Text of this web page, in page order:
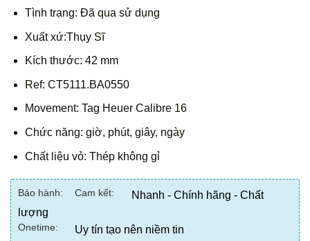
Tình trạng: Đã qua sử dụng
Xuất xứ:Thụy Sĩ
Kích thước: 42 mm
Ref: CT5111.BA0550
Movement: Tag Heuer Calibre 16
Chức năng: giờ, phút, giây, ngày
Chất liệu vỏ: Thép không gỉ
Bảo hành: Cam kết:
Nhanh - Chính hãng - Chất
lượng
Onetime: Uy tín tạo nên niềm tin